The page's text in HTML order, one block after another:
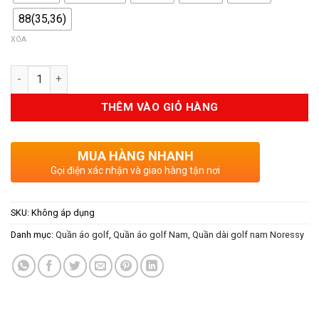
88(35,36)
XÓA
Số lượng
THÊM VÀO GIỎ HÀNG
MUA HÀNG NHANH
Gọi điện xác nhận và giao hàng tận nơi
SKU: Không áp dụng
Danh mục: Quần áo golf Quần áo golf Nam Quần dài golf nam Noressy